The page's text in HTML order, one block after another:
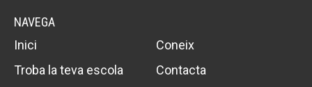
NAVEGA
Inici
Coneix
Troba la teva escola
Contacta